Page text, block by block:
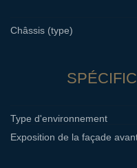
Châssis (type)
Type d'environnement
Exposition de la façade